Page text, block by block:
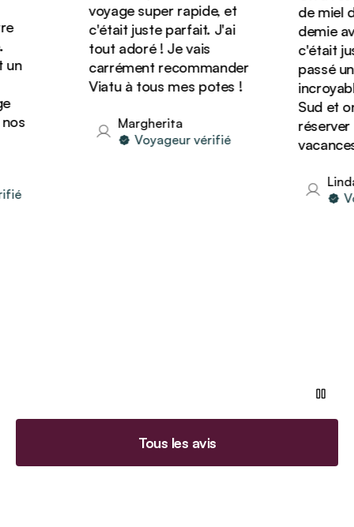
voyage super rapide, et
c'était juste parfait. J'ai
tout adoré ! Je vais
carrément recommander
Viatu à tous mes potes !
Margherita
Voyageur vérifié
de miel de
demie
c'était
passé un
incroyable
Sud et on
réserver
vacances
Linda
Tous les avis